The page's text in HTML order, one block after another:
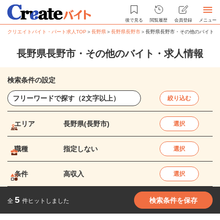
後で見る 閲覧履歴 会員登録 メニュー
クリエイトバイト・パート求人TOP ＞長野県＞長野県長野市＞長野県長野市・その他のバイト
長野県長野市・その他のバイト・求人情報
検索条件の設定
絞り込む
エリア 長野県(長野市) 選択
職種 指定しない 選択
条件 高収入 選択
全 5 件ヒットしました 検索条件を保存